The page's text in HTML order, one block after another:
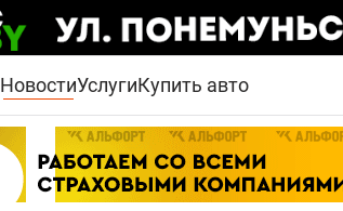
НовостиУслугиКупить авто